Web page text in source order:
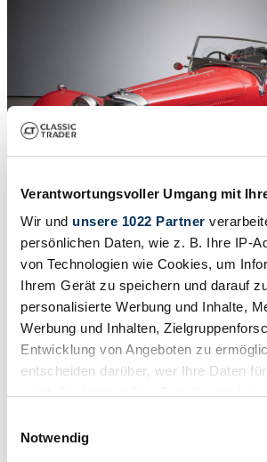
Verantwortungsvoller Umgang mit
Wir und unsere 1022 Partner
persönlichen Daten, wie z. B. Ihre IP-
von Technologien wie Cookies, um
Ihrem Gerät zu speichern und darauf
personalisierte Werbung und Inhalte,
Werbung und Inhalten,
Entwicklung von Angeboten zu
entscheiden darüber, wer Ihre Daten
Trigger Symbol ändern oder widerrufen
Notwendig
/
1937 | Jaguar SS 100 2.5 Litre
SS 100 2,5 ltr. OTS
295 000 €